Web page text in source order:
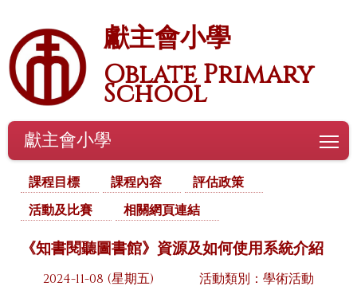
獻主會小學
Oblate Primary
School
獻主會小學
課程目標 課程內容
評估政策
活動及比賽
相關網頁連結
《知書閱聽圖書館》資源及如何使用系統介紹
2024-11-08 (星期五)
活動類別：學術活動